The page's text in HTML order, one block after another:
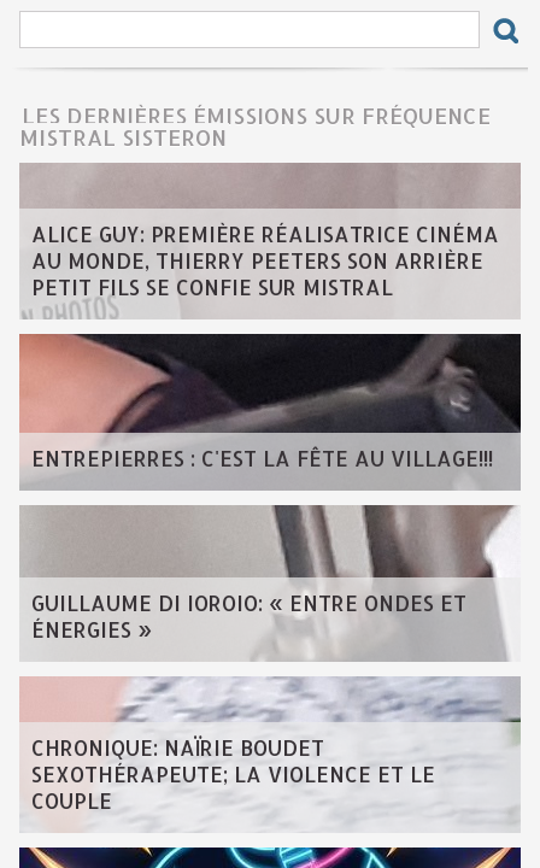
LES DERNIÈRES ÉMISSIONS SUR FRÉQUENCE
MISTRAL SISTERON
ALICE GUY: PREMIÈRE RÉALISATRICE CINÉMA
AU MONDE, THIERRY PEETERS SON ARRIÈRE
PETIT FILS SE CONFIE SUR MISTRAL
ENTREPIERRES : C'EST LA FÊTE AU VILLAGE!!!
GUILLAUME DI IOROIO: « ENTRE ONDES ET
ÉNERGIES »
CHRONIQUE: NAÏRIE BOUDET
SEXOTHÉRAPEUTE; LA VIOLENCE ET LE
COUPLE